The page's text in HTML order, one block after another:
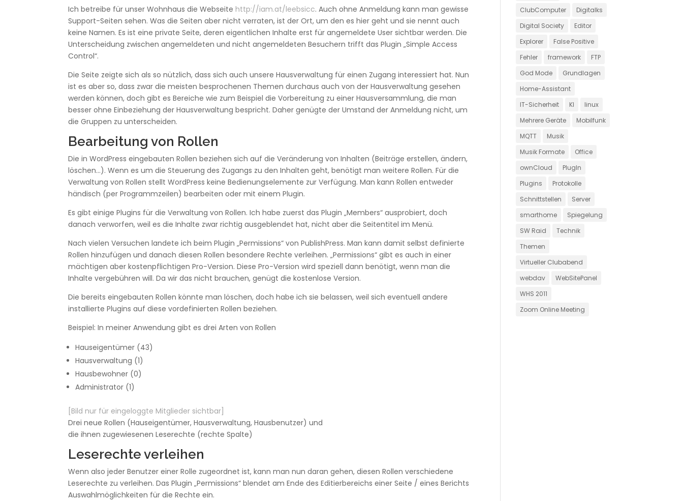
Ich betreibe für unser Wohnhaus die Webseite http://iam.at/leebsicc. Auch ohne Anmeldung kann man gewisse
Support-Seiten sehen. Was die Seiten aber nicht verraten, ist der Ort, um den es hier geht und sie nennt auch
keine Namen. Es ist eine private Seite, deren eigentlichen Inhalte erst für angemeldete User sichtbar werden. Die
Unterscheidung zwischen angemeldeten und nicht angemeldeten Besuchern trifft das Plugin „Simple Access
Control“.
Die Seite zeigte sich als so nützlich, dass sich auch unsere Hausverwaltung für einen Zugang interessiert hat. Nun
ist es aber so, dass zwar die meisten besprochenen Themen durchaus auch von der Hausverwaltung gesehen
werden können, doch gibt es Bereiche wie zum Beispiel die Vorbereitung zu einer Hausversammlung, die man
besser ohne Einbeziehung der Hausverwaltung bespricht. Daher genügte der Umstand der Anmeldung nicht, um
die Gruppen zu unterscheiden.
Bearbeitung von Rollen
Die in WordPress eingebauten Rollen beziehen sich auf die Veränderung von Inhalten (Beiträge erstellen, ändern,
löschen…). Wenn es um die Steuerung des Zugangs zu den Inhalten geht, benötigt man weitere Rollen. Für die
Verwaltung von Rollen stellt WordPress keine Bedienungselemente zur Verfügung. Man kann Rollen entweder
händisch (per Programmzeilen) bearbeiten oder mit einem Plugin.
Es gibt einige Plugins für die Verwaltung von Rollen. Ich habe zuerst das Plugin „Members“ ausprobiert, doch
danach verworfen, weil es die Inhalte zwar richtig ausgeblendet hat, nicht aber die Seitentitel im Menü.
Nach vielen Versuchen landete ich beim Plugin „Permissions“ von PublishPress. Man kann damit selbst definierte
Rollen hinzufügen und danach diesen Rollen besondere Rechte verleihen. „Permissions“ gibt es auch in einer
mächtigen aber kostenpflichtigen Pro-Version. Diese Pro-Version wird speziell dann benötigt, wenn man die
Inhalte vergebühren will. Da wir das nicht brauchen, genügt die kostenlose Version.
Die bereits eingebauten Rollen könnte man löschen, doch habe ich sie belassen, weil sich eventuell andere
installierte Plugins auf diese vordefinierten Rollen beziehen.
Beispiel: In meiner Anwendung gibt es drei Arten von Rollen
Hauseigentümer (43)
Hausverwaltung (1)
Hausbewohner (0)
Administrator (1)
[Bild nur für eingeloggte Mitglieder sichtbar]
Drei neue Rollen (Hauseigentümer, Hausverwaltung, Hausbenutzer) und
die ihnen zugewiesenen Leserechte (rechte Spalte)
Leserechte verleihen
Wenn also jeder Benutzer einer Rolle zugeordnet ist, kann man nun daran gehen, diesen Rollen verschiedene
Leserechte zu verleihen. Das Plugin „Permissions“ blendet am Ende des Editierbereichs einer Seite / eines Berichts
Auswahlmöglichkeiten für die Rechte ein.
ClubComputer
Digitalks
Digital Society
Editor
Explorer
False Positive
Fehler
framework
FTP
God Mode
Grundlagen
Home-Assistant
IT-Sicherheit
KI
linux
Mehrere Geräte
Mobilfunk
MQTT
Musik
Musik Formate
Office
ownCloud
PlugIn
Plugins
Protokolle
Schnittstellen
Server
smarthome
Spiegelung
SW Raid
Technik
Themen
Virtueller Clubabend
webdav
WebSitePanel
WHS 2011
Zoom Online Meeting